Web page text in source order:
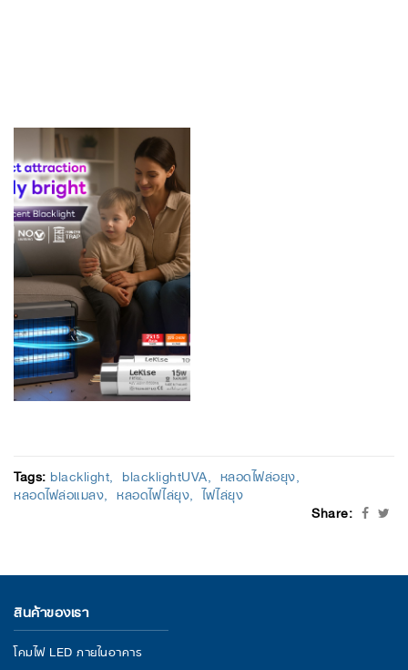
Tags: blacklight blacklightUVA หลอดไฟล่อยุง
หลอดไฟล่อแมลง หลอดไฟไล่ยุง ไฟไล่ยุง
Share:
สินค้าของเรา
โคมไฟ LED ภายในอาคาร